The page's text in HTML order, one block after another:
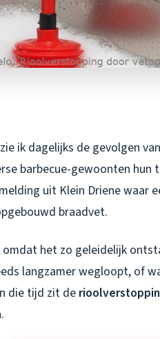
ik dagelijks de gevolgen
barbecue-gewoonten hun
uit Klein Driene waar
braadvet.
het zo geleidelijk
langzamer wegloopt, of
die tijd zit de